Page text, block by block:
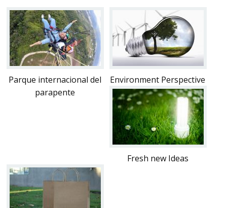
Parque internacional del
parapente
Environment Perspective
Fresh new Ideas